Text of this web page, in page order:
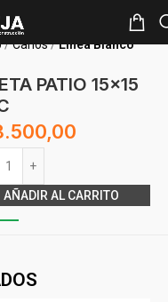
Caños Línea Blanco
PATIO 15×15
AÑADIR AL CARRITO